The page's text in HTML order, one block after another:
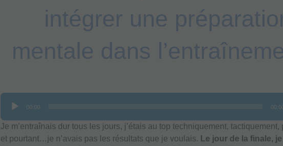
intégrer une
mentale dans
Lecteur
audio
00:00
Je m’entraînais dur tous les jours, j’étais au top techniquement,
et pourtant…je n’avais pas les résultats que je voulais. Le jour de la finale,